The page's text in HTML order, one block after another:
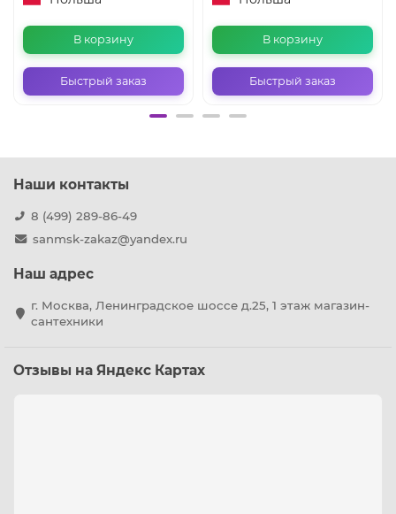
В корзину
Быстрый заказ
В корзину
Быстрый заказ
Наши контакты
8 (499) 289-86-49
sanmsk-zakaz@yandex.ru
Наш адрес
г. Москва, Ленинградское шоссе д.25, 1 этаж магазин-
сантехники
Отзывы на Яндекс Картах